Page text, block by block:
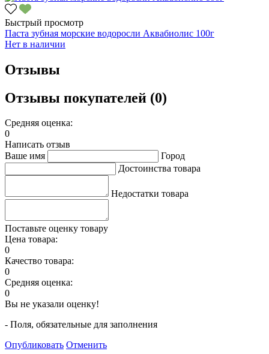
Быстрый просмотр
Паста зубная морские водоросли Аквабиолис 100г
Нет в наличии
Отзывы
Отзывы покупателей (0)
Средняя оценка:
0
Написать отзыв
Ваше имя
Город
Достоинства товара
Недостатки товара
Поставьте оценку товару
Цена товара:
0
Качество товара:
0
Средняя оценка:
0
Вы не указали оценку!
- Поля, обязательные для заполнения
Опубликовать Отменить